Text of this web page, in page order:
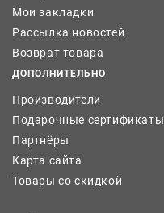
Мои закладки
Рассылка новостей
Возврат товара
ДОПОЛНИТЕЛЬНО
Производители
Подарочные сертификаты
Партнёры
Карта сайта
Товары со скидкой